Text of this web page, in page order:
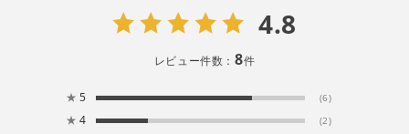
4.8
レビュー件数： 8件
★ 5 (6)
★ 4 (2)